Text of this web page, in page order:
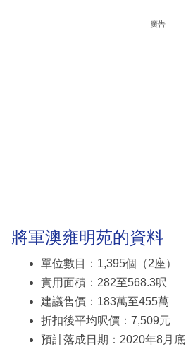
廣告
將軍澳雍明苑的資料
單位數目：1,395個（2座）
實用面積：282至568.3呎
建議售價：183萬至455萬
折扣後平均呎價：7,509元
預計落成日期：2020年8月底